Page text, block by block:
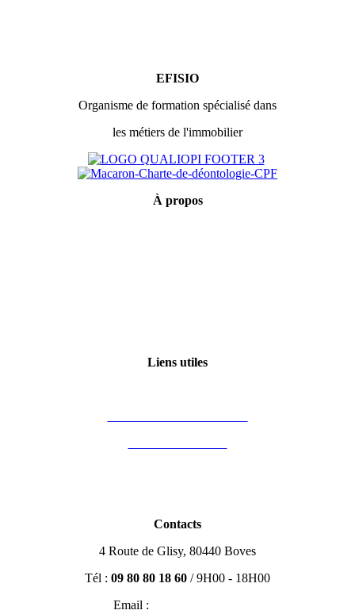
EFISIO
Organisme de formation spécialisé dans
les métiers de l'immobilier
À propos
Liens utiles
Contacts
4 Route de Glisy, 80440 Boves
Tél : 09 80 80 18 60 / 9H00 - 18H00
Email :